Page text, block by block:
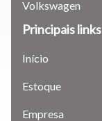
Volkswagen
Principais links
Início
Estoque
Empresa